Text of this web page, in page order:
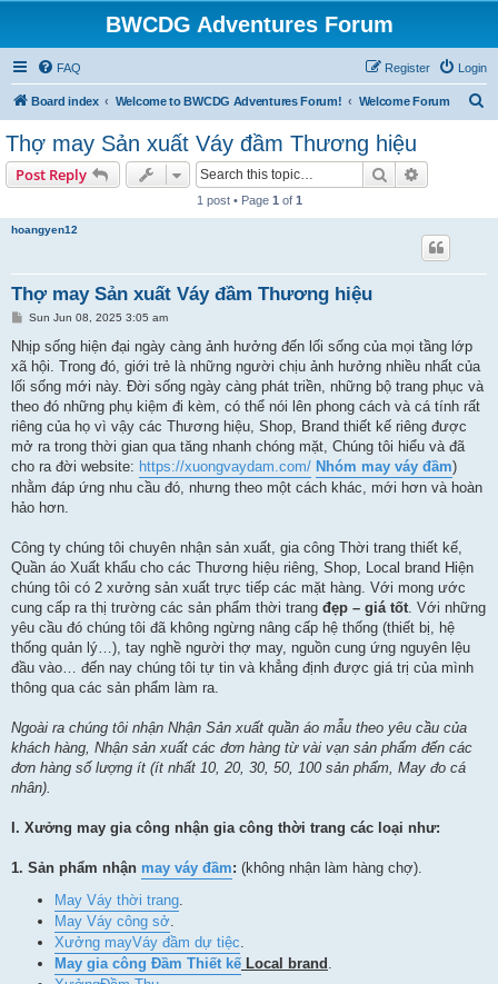
BWCDG Adventures Forum
FAQ Login
Register
Board index Welcome to BWCDG Adventures Forum! Welcome Forum
Thợ may Sản xuất Váy đầm Thương hiệu
Post Reply Search
1 post • Page 1 of 1
hoangyen12
Thợ may Sản xuất Váy đầm Thương hiệu
P
s
Sun Jun 08, 2025 3:05 am
Nhịp sống hiện đại ngày càng ảnh hưởng đến lối sống của mọi tầng lớp
xã hội. Trong đó, giới trẻ là những người chịu ảnh hưởng nhiều nhất của
lối sống mới này. Đời sống ngày càng phát triền, những bộ trang phục và
theo đó những phụ kiệm đi kèm, có thể nói lên phong cách và cá tính rất
riêng của họ vì vậy các Thương hiệu, Shop, Brand thiết kế riêng được
mở ra trong thời gian qua tăng nhanh chóng mặt, Chúng tôi hiểu và đã
cho ra đời website: https://xuongvaydam.com/ Nhóm may váy đầm)
nhằm đáp ứng nhu cầu đó, nhưng theo một cách khác, mới hơn và hoàn
hảo hơn.
Công ty chúng tôi chuyên nhận sản xuất, gia công Thời trang thiết kế,
Quần áo Xuất khẩu cho các Thương hiệu riêng, Shop, Local brand Hiện
chúng tôi có 2 xưởng sản xuất trực tiếp các mặt hàng. Với mong ước
cung cấp ra thị trường các sản phẩm thời trang đẹp – giá tốt. Với những
yêu cầu đó chúng tôi đã không ngừng nâng cấp hệ thống (thiết bị, hệ
thống quản lý…), tay nghề người thợ may, nguồn cung ứng nguyên lệu
đầu vào… đến nay chúng tôi tự tin và khẳng định được giá trị của mình
thông qua các sản phẩm làm ra.
Ngoài ra chúng tôi nhận Nhận Sản xuất quần áo mẫu theo yêu cầu của
khách hàng, Nhận sản xuất các đơn hàng từ vài vạn sản phẩm đến các
đơn hàng số lượng ít (ít nhất 10, 20, 30, 50, 100 sản phẩm, May đo cá
nhân).
I. Xưởng may gia công nhận gia công thời trang các loại như:
1. Sản phẩm nhận may váy đầm: (không nhận làm hàng chợ).
May Váy thời trang.
May Váy công sở.
Xưởng mayVáy đầm dự tiệc.
May gia công Đầm Thiết kế Local brand .